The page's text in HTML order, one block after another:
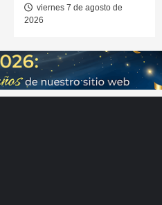
viernes 7 de agosto de
2026